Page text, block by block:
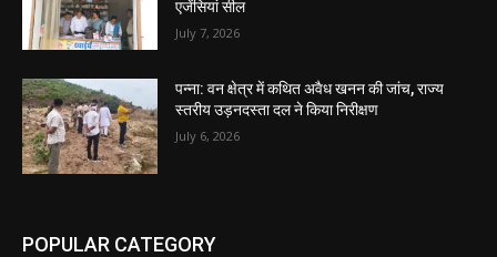
एजेंसियां सील
July 7, 2026
पन्ना: वन क्षेत्र में कथित अवैध खनन की जांच, राज्य
स्तरीय उड़नदस्ता दल ने किया निरीक्षण
July 6, 2026
POPULAR CATEGORY